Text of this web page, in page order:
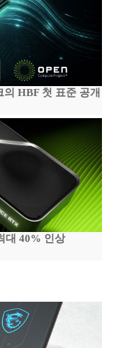
HBF 첫 표준 공개
대 40% 인상